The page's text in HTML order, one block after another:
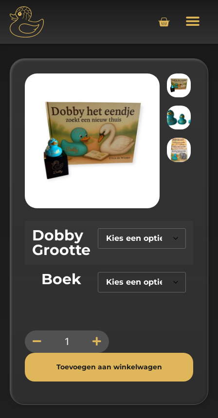
Dobby
Grootte
Boek
Toevoegen aan winkelwagen